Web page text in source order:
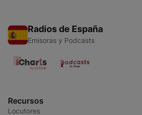
Radios de España
Emisoras y Podcasts
Recursos
Locutores